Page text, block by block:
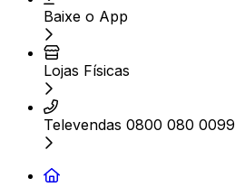
Baixe o App
Lojas Físicas
Televendas 0800 080 0099